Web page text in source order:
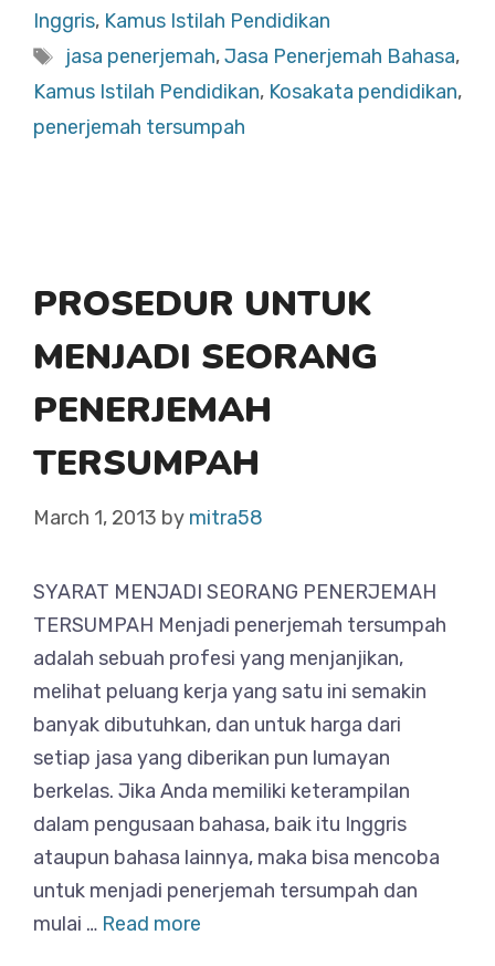
Inggris, Kamus Istilah Pendidikan
Tags
jasa penerjemah,Jasa Penerjemah Bahasa,
Kamus Istilah Pendidikan, Kosakata pendidikan,
penerjemah tersumpah
PROSEDUR UNTUK
MENJADI SEORANG
PENERJEMAH
TERSUMPAH
March 1, 2013 by mitra58
SYARAT MENJADI SEORANG PENERJEMAH
TERSUMPAH Menjadi penerjemah tersumpah
adalah sebuah profesi yang menjanjikan,
melihat peluang kerja yang satu ini semakin
banyak dibutuhkan, dan untuk harga dari
setiap jasa yang diberikan pun lumayan
berkelas. Jika Anda memiliki keterampilan
dalam pengusaan bahasa, baik itu Inggris
ataupun bahasa lainnya, maka bisa mencoba
untuk menjadi penerjemah tersumpah dan
mulai … Read more